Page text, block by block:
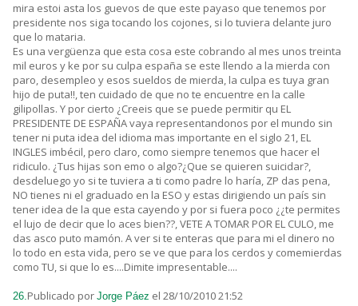
mira estoi asta los guevos de que este payaso que tenemos por
presidente nos siga tocando los cojones, si lo tuviera delante juro
que lo mataria.
Es una vergüenza que esta cosa este cobrando al mes unos treinta
mil euros y ke por su culpa españa se este llendo a la mierda con
paro, desempleo y esos sueldos de mierda, la culpa es tuya gran
hijo de puta!!, ten cuidado de que no te encuentre en la calle
gilipollas. Y por cierto ¿Creeis que se puede permitir qu EL
PRESIDENTE DE ESPAÑA vaya representandonos por el mundo sin
tener ni puta idea del idioma mas importante en el siglo 21, EL
INGLES imbécil, pero claro, como siempre tenemos que hacer el
ridiculo. ¿Tus hijas son emo o algo?¿Que se quieren suicidar?,
desdeluego yo si te tuviera a ti como padre lo haría, ZP das pena,
NO tienes ni el graduado en la ESO y estas dirigiendo un país sin
tener idea de la que esta cayendo y por si fuera poco ¿¿te permites
el lujo de decir que lo aces bien??, VETE A TOMAR POR EL CULO, me
das asco puto mamón. A ver si te enteras que para mi el dinero no
lo todo en esta vida, pero se ve que para los cerdos y comemierdas
como TU, si que lo es....Dimite impresentable....
26.Publicado por Jorge Páez el 28/10/2010 21:52